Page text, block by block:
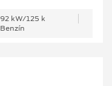
92 kW/125 k
Benzín